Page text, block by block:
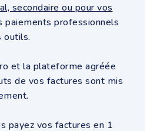
secondaire ou pour vos
paiements professionnels
outils.
et la plateforme agréée
de vos factures sont mis
payez vos factures en 1